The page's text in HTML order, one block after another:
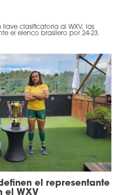
clasificatoria al WXV, las
el elenco brasilero por 24-23.
el representante
el WXV